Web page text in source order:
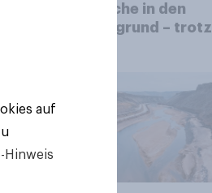
Deutsche in den
Hintergrund – trotz
auf
Hinweis